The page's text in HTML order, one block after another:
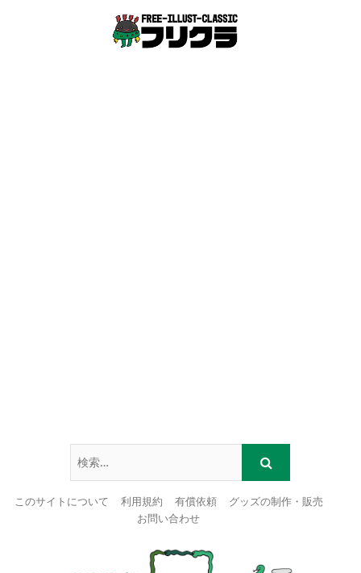
このサイトについて 利用規約 有償依頼
グッズの制作・販売
お問い合わせ